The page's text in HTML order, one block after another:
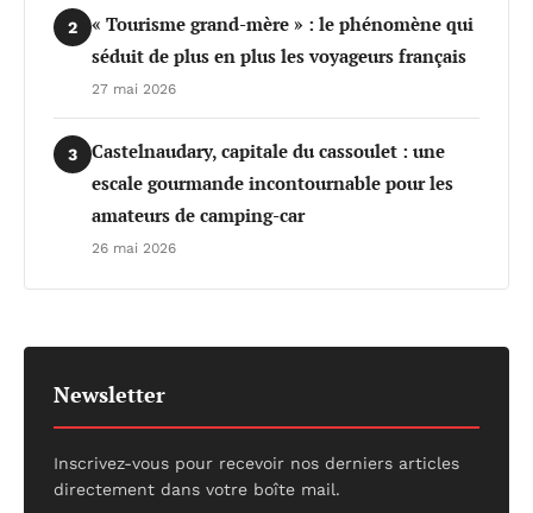
2
« Tourisme grand-mère » : le phénomène qui
séduit de plus en plus les voyageurs français
27 mai 2026
3
Castelnaudary, capitale du cassoulet : une
escale gourmande incontournable pour les
amateurs de camping-car
26 mai 2026
Newsletter
Inscrivez-vous pour recevoir nos derniers articles
directement dans votre boîte mail.